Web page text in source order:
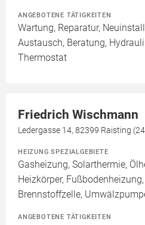
ANGEBOTENE TÄTIGKEITEN
Wartung, Reparatur,
Austausch, Beratung,
Thermostat
Friedrich Wischmann
Ledergasse 14, 82399 Raisting
HEIZUNG SPEZIALGEBIETE
Gasheizung, Solarthermie,
Heizkörper,
Brennstoffzelle,
ANGEBOTENE TÄTIGKEITEN